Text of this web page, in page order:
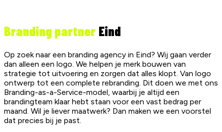
Branding partner Eind
Op zoek naar een branding agency in Eind? Wij gaan verder
dan alleen een logo. We helpen je merk bouwen van
strategie tot uitvoering en zorgen dat alles klopt. Van logo
ontwerp tot een complete rebranding. Dit doen we met ons
Branding-as-a-Service-model, waarbij je altijd een
brandingteam klaar hebt staan voor een vast bedrag per
maand. Wil je liever maatwerk? Dan maken we een voorstel
dat precies bij je past.